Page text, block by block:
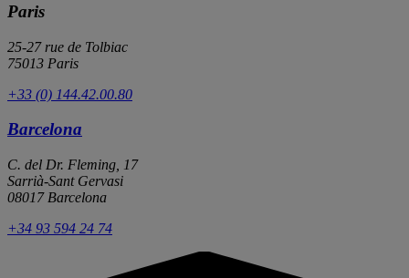
Paris
25-27 rue de Tolbiac
75013 Paris
+33 (0) 144.42.00.80
Barcelona
C. del Dr. Fleming, 17
Sarrià-Sant Gervasi
08017 Barcelona
+34 93 594 24 74